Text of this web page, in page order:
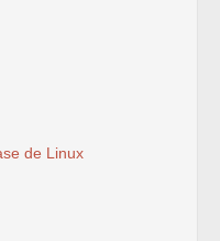
de Linux